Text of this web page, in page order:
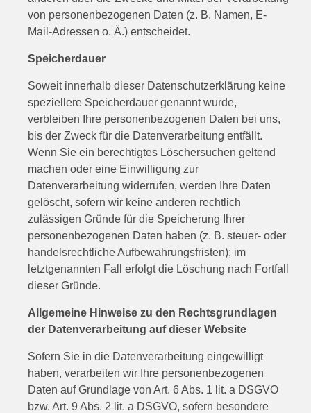
von personenbezogenen Daten (z. B. Namen, E-
Mail-Adressen o. Ä.) entscheidet.
Speicherdauer
Soweit innerhalb dieser Datenschutzerklärung keine
speziellere Speicherdauer genannt wurde,
verbleiben Ihre personenbezogenen Daten bei uns,
bis der Zweck für die Datenverarbeitung entfällt.
Wenn Sie ein berechtigtes Löschersuchen geltend
machen oder eine Einwilligung zur
Datenverarbeitung widerrufen, werden Ihre Daten
gelöscht, sofern wir keine anderen rechtlich
zulässigen Gründe für die Speicherung Ihrer
personenbezogenen Daten haben (z. B. steuer- oder
handelsrechtliche Aufbewahrungsfristen); im
letztgenannten Fall erfolgt die Löschung nach Fortfall
dieser Gründe.
Allgemeine Hinweise zu den Rechtsgrundlagen
der Datenverarbeitung auf dieser Website
Sofern Sie in die Datenverarbeitung eingewilligt
haben, verarbeiten wir Ihre personenbezogenen
Daten auf Grundlage von Art. 6 Abs. 1 lit. a DSGVO
bzw. Art. 9 Abs. 2 lit. a DSGVO, sofern besondere